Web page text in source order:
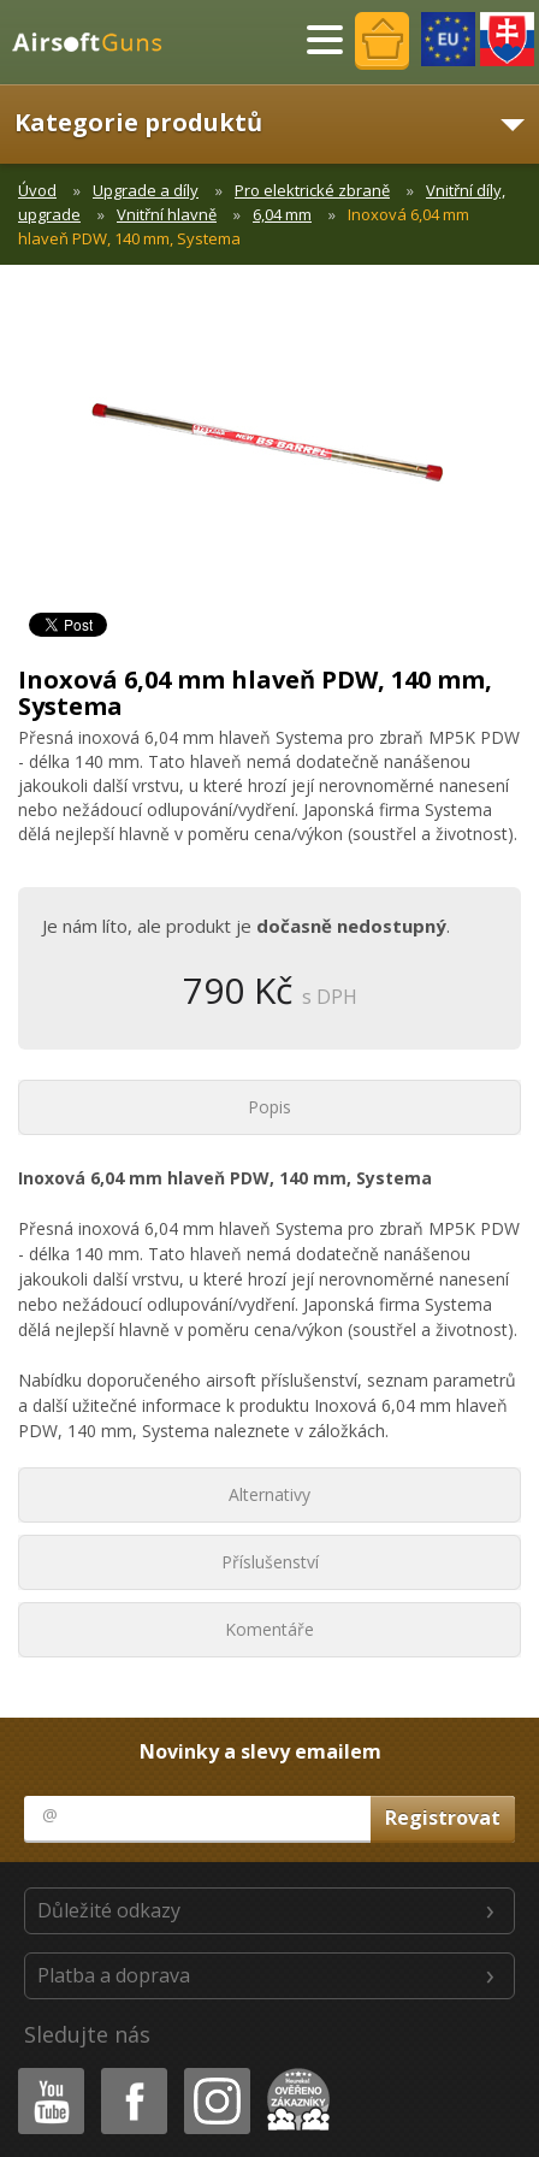
Menu
Kategorie produktů
Úvod Upgrade a díly Pro elektrické zbraně
Vnitřní díly,
upgrade
Vnitřní hlavně 6,04 mm
Inoxová 6,04 mm
hlaveň PDW, 140 mm, Systema
Inoxová 6,04 mm hlaveň PDW, 140 mm,
Systema
Přesná inoxová 6,04 mm hlaveň Systema pro zbraň MP5K PDW
- délka 140 mm. Tato hlaveň nemá dodatečně nanášenou
jakoukoli další vrstvu, u které hrozí její nerovnoměrné nanesení
nebo nežádoucí odlupování/vydření. Japonská firma Systema
dělá nejlepší hlavně v poměru cena/výkon (soustřel a životnost).
Je nám líto, ale produkt je dočasně nedostupný.
790 Kč s DPH
Popis
Inoxová 6,04 mm hlaveň PDW, 140 mm, Systema
Přesná inoxová 6,04 mm hlaveň Systema pro zbraň MP5K PDW
- délka 140 mm. Tato hlaveň nemá dodatečně nanášenou
jakoukoli další vrstvu, u které hrozí její nerovnoměrné nanesení
nebo nežádoucí odlupování/vydření. Japonská firma Systema
dělá nejlepší hlavně v poměru cena/výkon (soustřel a životnost).
Nabídku doporučeného airsoft příslušenství, seznam parametrů
a další užitečné informace k produktu Inoxová 6,04 mm hlaveň
PDW, 140 mm, Systema naleznete v záložkách.
Alternativy
Příslušenství
Komentáře
Novinky a slevy emailem
Důležité odkazy
Platba a doprava
Sledujte nás
Youtube Facebook Instagram Heureka